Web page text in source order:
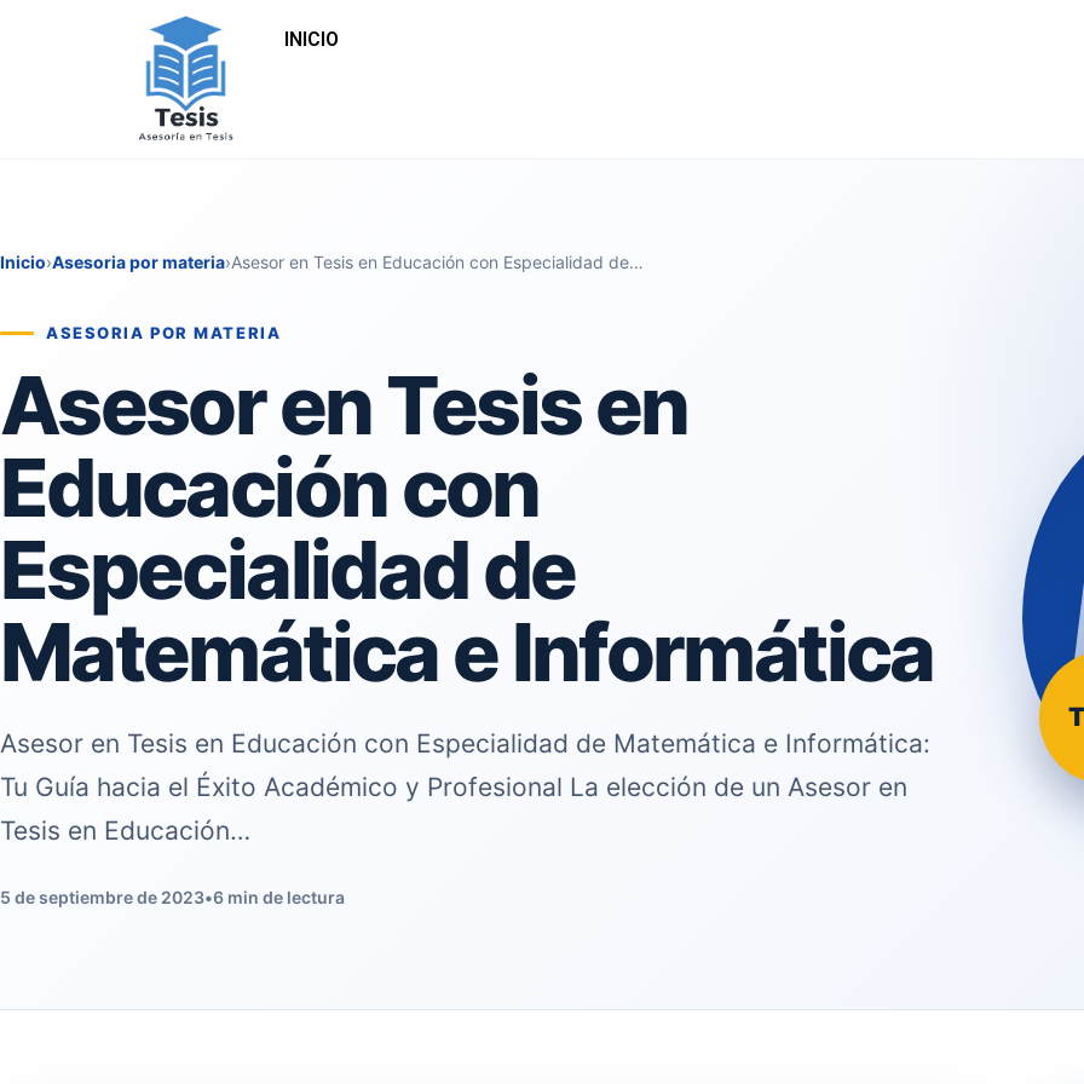
INICIO
Inicio›Asesoria por materia›Asesor en Tesis en Educación con Especialidad de…
ASESORIA POR MATERIA
Asesor en Tesis en
Educación con
Especialidad de
Matemática e Informática
Asesor en Tesis en Educación con Especialidad de Matemática e Informática:
Tu Guía hacia el Éxito Académico y Profesional La elección de un Asesor en
Tesis en Educación…
5 de septiembre de 2023•6 min de lectura